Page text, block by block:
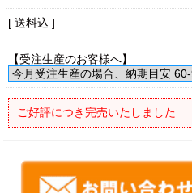
[ 送料込 ]
【受注生産のお客様へ】
ご好評につき完売いたしました